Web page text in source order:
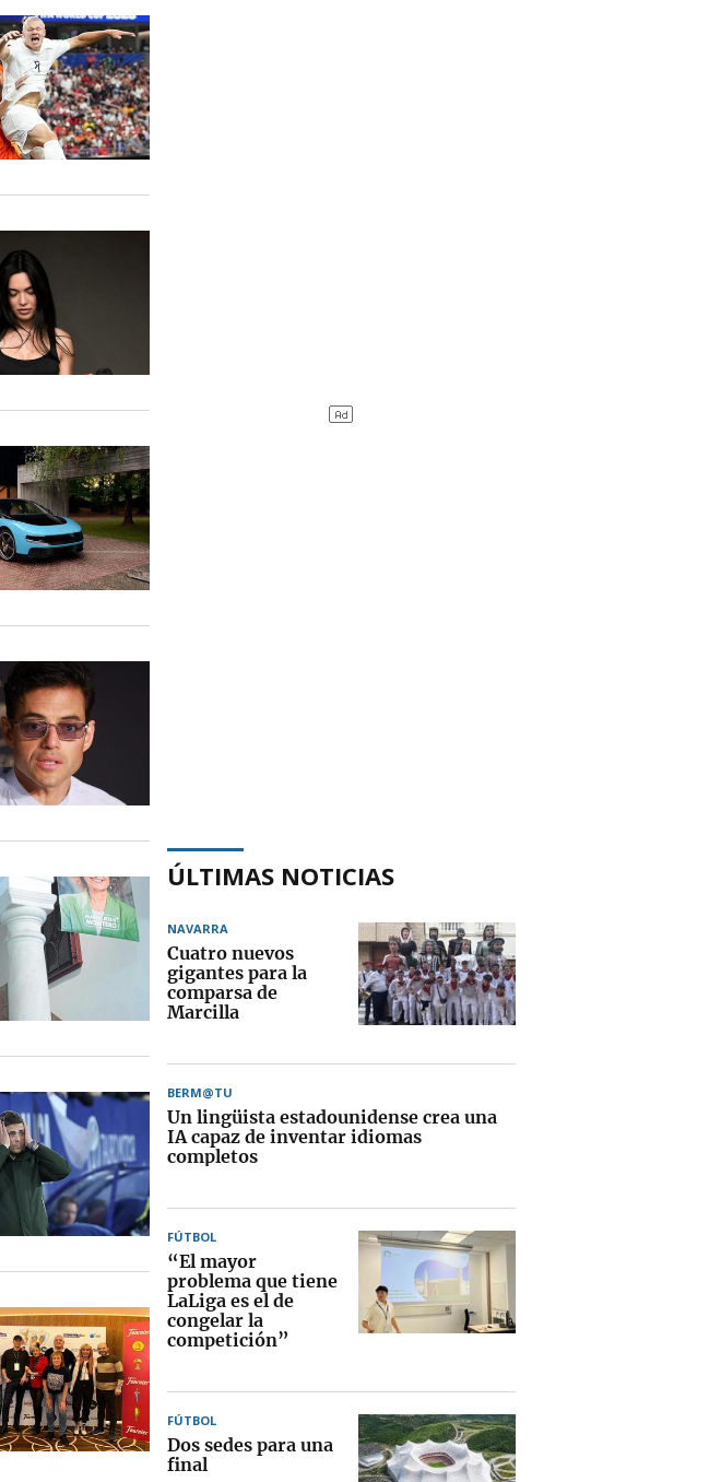
ÚLTIMAS NOTICIAS
NAVARRA
Cuatro nuevos
gigantes para la
comparsa de
Marcilla
BERM@TU
Un lingüista estadounidense crea una
IA capaz de inventar idiomas
completos
FÚTBOL
“El mayor
problema que tiene
LaLiga es el de
congelar la
competición”
FÚTBOL
Dos sedes para una
final